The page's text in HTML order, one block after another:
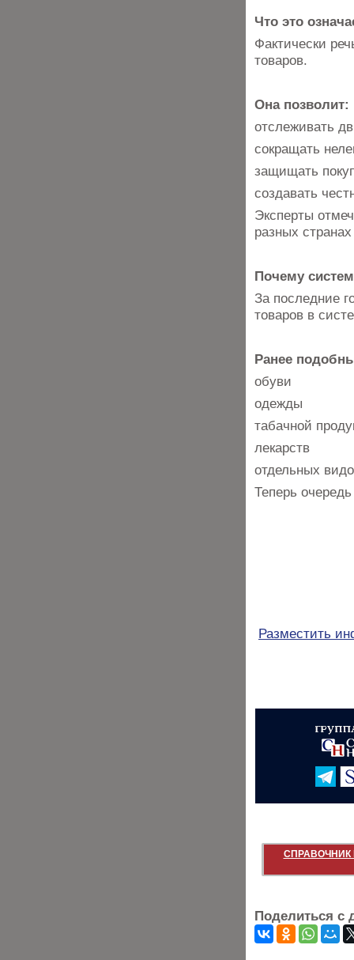
Что это
Фактически
товаров.
Она позволит:
отслеживать
сокращать
защищать
создавать
Эксперты
разных
Почему
За последние
товаров в
Ранее
обуви
одежды
табачной
лекарств
отдельных
Теперь
Разместить
СПРАВОЧНИК
Поделиться с